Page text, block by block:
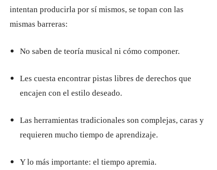
intentan producirla por sí mismos, se topan con las
mismas barreras:
No saben de teoría musical ni cómo componer.
Les cuesta encontrar pistas libres de derechos que
encajen con el estilo deseado.
Las herramientas tradicionales son complejas, caras y
requieren mucho tiempo de aprendizaje.
Y lo más importante: el tiempo apremia.